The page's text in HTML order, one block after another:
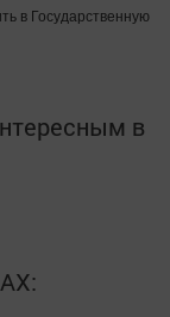
в Государственную
в